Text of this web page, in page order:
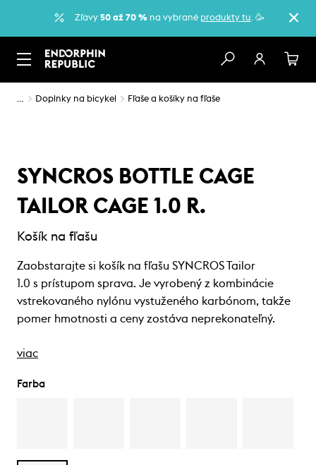
Zľavy 50 až 70 %na vybrané produkty tu. 🥳
… Doplnky na bicykel Fľaše a košíky na fľaše
SYNCROS BOTTLE CAGE
TAILOR CAGE 1.0 R.
Košík na fľašu
Zaobstarajte si košík na fľašu SYNCROS Tailor
1.0 s prístupom sprava. Je vyrobený z kombinácie
vstrekovaného nylónu vystuženého karbónom, takže
pomer hmotnosti a ceny zostáva neprekonateľný.
viac
Farba